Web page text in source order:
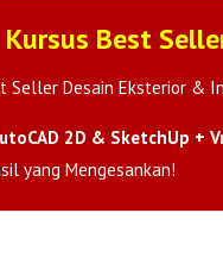
Best
Seller Desain Eksterior &
2D & SketchUp +
yang Mengesankan!